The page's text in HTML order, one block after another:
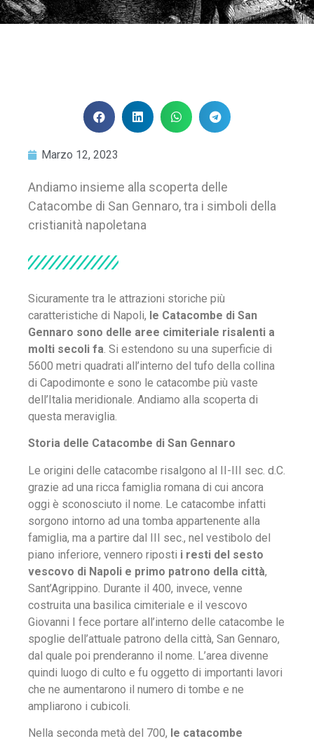
Marzo 12, 2023
Andiamo insieme alla scoperta delle
Catacombe di San Gennaro, tra i simboli della
cristianità napoletana
Sicuramente tra le attrazioni storiche più
caratteristiche di Napoli, le Catacombe di San
Gennaro sono delle aree cimiteriale risalenti a
molti secoli fa. Si estendono su una superficie di
5600 metri quadrati all’interno del tufo della collina
di Capodimonte e sono le catacombe più vaste
dell’Italia meridionale. Andiamo alla scoperta di
questa meraviglia.
Storia delle Catacombe di San Gennaro
Le origini delle catacombe risalgono al II-III sec. d.C.
grazie ad una ricca famiglia romana di cui ancora
oggi è sconosciuto il nome. Le catacombe infatti
sorgono intorno ad una tomba appartenente alla
famiglia, ma a partire dal III sec., nel vestibolo del
piano inferiore, vennero riposti i resti del sesto
vescovo di Napoli e primo patrono della città,
Sant’Agrippino. Durante il 400, invece, venne
costruita una basilica cimiteriale e il vescovo
Giovanni I fece portare all’interno delle catacombe le
spoglie dell’attuale patrono della città, San Gennaro,
dal quale poi prenderanno il nome. L’area divenne
quindi luogo di culto e fu oggetto di importanti lavori
che ne aumentarono il numero di tombe e ne
ampliarono i cubicoli.
Nella seconda metà del 700, le catacombe